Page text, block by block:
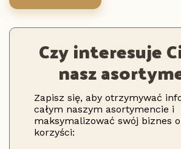
Czy interesuje
nasz
Zapisz się, aby otrzymywać
całym naszym asortymencie i
maksymalizować swój biznes
korzyści: